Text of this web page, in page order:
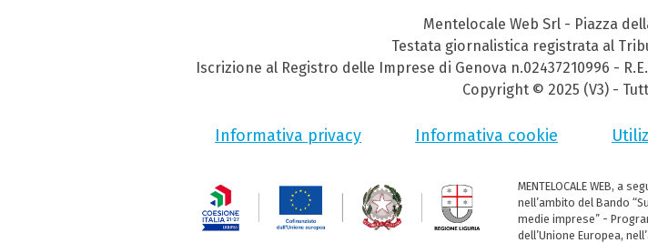
Mentelocale Web Srl - Piazza
Testata giornalistica registrata al
Iscrizione al Registro delle Imprese di Genova n.02437210996 -
Copyright © 2025 (V3) -
Informativa privacy Informativa cookie
MENTELOCALE WEB, a
nell’ambito del Bando
medie imprese” -
dell’Unione Europea,